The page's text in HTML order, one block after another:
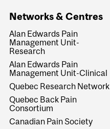
Networks & Centres
Alan Edwards Pain
Management Unit-
Research
Alan Edwards Pain
Management Unit-Clinical
Quebec Research Network
Quebec Back Pain
Consortium
Canadian Pain Society